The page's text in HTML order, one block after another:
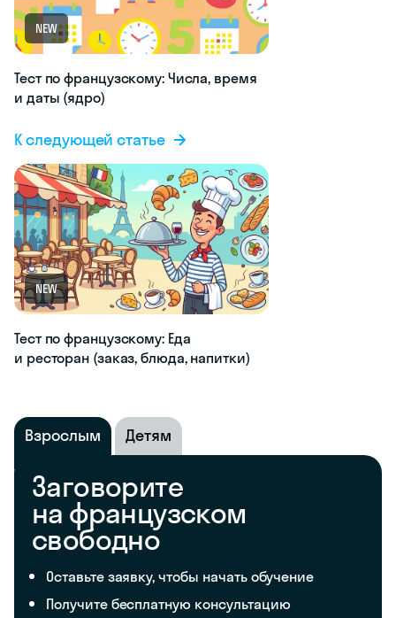
NEW
Тест по французскому: Числа, время
и даты (ядро)
К следующей статье
NEW
Тест по французскому: Еда
и ресторан (заказ, блюда, напитки)
Взрослым Детям
Заговорите
на французском
свободно
Оставьте заявку, чтобы начать обучение
Получите бесплатную консультацию